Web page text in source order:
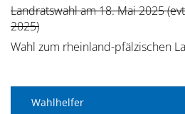
Landratswahl am 18. Mai 2025
2025)
Wahl zum rheinland-pfälzischen
Wahlhelfer